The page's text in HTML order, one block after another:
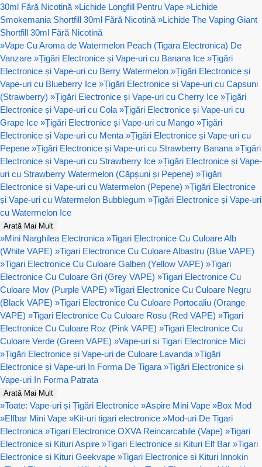
30ml Fără Nicotină »Lichide Longfill Pentru Vape »Lichide
Smokemania Shortfill 30ml Fără Nicotină »Lichide The Vaping Giant
Shortfill 30ml Fără Nicotină
»Vape Cu Aroma de Watermelon Peach (Tigara Electronica) De
Vanzare »Țigări Electronice și Vape-uri cu Banana Ice »Țigări
Electronice și Vape-uri cu Berry Watermelon »Țigări Electronice și
Vape-uri cu Blueberry Ice »Țigări Electronice și Vape-uri cu Capsuni
(Strawberry) »Țigări Electronice și Vape-uri cu Cherry Ice »Țigări
Electronice și Vape-uri cu Cola »Țigări Electronice și Vape-uri cu
Grape Ice »Țigări Electronice și Vape-uri cu Mango »Țigări
Electronice și Vape-uri cu Menta »Țigări Electronice și Vape-uri cu
Pepene »Țigări Electronice și Vape-uri cu Strawberry Banana »Țigări
Electronice și Vape-uri cu Strawberry Ice »Țigări Electronice și Vape-
uri cu Strawberry Watermelon (Căpșuni și Pepene) »Țigări
Electronice și Vape-uri cu Watermelon (Pepene) »Țigări Electronice
și Vape-uri cu Watermelon Bubblegum »Țigări Electronice și Vape-uri
cu Watermelon Ice
Arată Mai Mult
»Mini Narghilea Electronica »Tigari Electronice Cu Culoare Alb
(White VAPE) »Tigari Electronice Cu Culoare Albastru (Blue VAPE)
»Tigari Electronice Cu Culoare Galben (Yellow VAPE) »Tigari
Electronice Cu Culoare Gri (Grey VAPE) »Tigari Electronice Cu
Culoare Mov (Purple VAPE) »Tigari Electronice Cu Culoare Negru
(Black VAPE) »Tigari Electronice Cu Culoare Portocaliu (Orange
VAPE) »Tigari Electronice Cu Culoare Rosu (Red VAPE) »Tigari
Electronice Cu Culoare Roz (Pink VAPE) »Tigari Electronice Cu
Culoare Verde (Green VAPE) »Vape-uri si Tigari Electronice Mici
»Țigări Electronice și Vape-uri de Culoare Lavanda »Țigări
Electronice și Vape-uri In Forma De Tigara »Țigări Electronice și
Vape-uri In Forma Patrata
Arată Mai Mult
»Toate: Vape-uri și Țigări Electronice »Aspire Mini Vape »Box Mod
»Elfbar Mini Vape »Kit-uri tigari electronice »Mod-uri De Tigari
Electronica »Tigari Electronice OXVA Reincarcabile (Vape) »Tigari
Electronice si Kituri Aspire »Tigari Electronice si Kituri Elf Bar »Tigari
Electronice si Kituri Geekvape »Tigari Electronice si Kituri Innokin